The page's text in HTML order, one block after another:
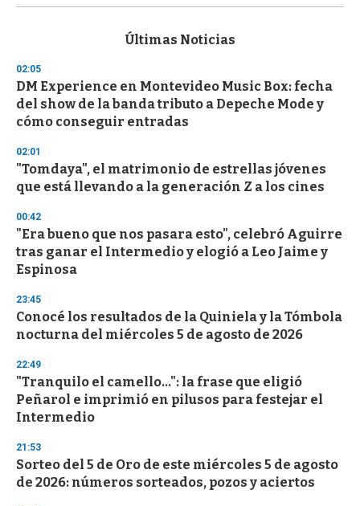
s
d
s
o
f
3
s
e
o
d
s
Últimas Noticias
02:05
DM Experience en Montevideo Music Box: fecha
del show de la banda tributo a Depeche Mode y
cómo conseguir entradas
02:01
"Tomdaya", el matrimonio de estrellas jóvenes
que está llevando a la generación Z a los cines
00:42
"Era bueno que nos pasara esto", celebró Aguirre
tras ganar el Intermedio y elogió a Leo Jaime y
Espinosa
23:45
Conocé los resultados de la Quiniela y la Tómbola
nocturna del miércoles 5 de agosto de 2026
22:49
"Tranquilo el camello...": la frase que eligió
Peñarol e imprimió en pilusos para festejar el
Intermedio
21:53
Sorteo del 5 de Oro de este miércoles 5 de agosto
de 2026: números sorteados, pozos y aciertos